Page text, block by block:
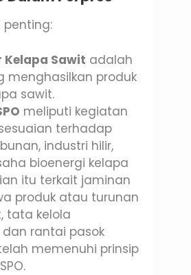
penting:
Sawit adalah
menghasilkan produk
sawit.
meliputi kegiatan
terhadap
industri hilir,
bioenergi kelapa
itu terkait jaminan
produk atau turunan
tata kelola
dan rantai pasok
memenuhi prinsip